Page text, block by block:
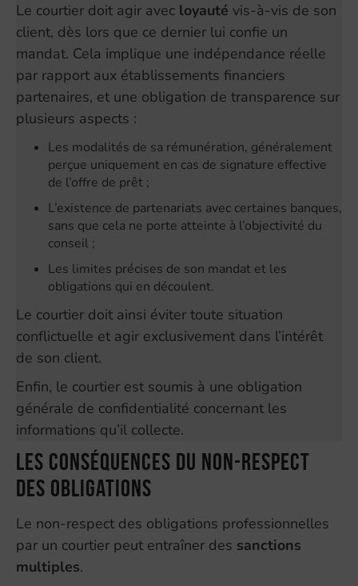
Le courtier doit agir avec loyauté vis-à-vis de son
client, dès lors que ce dernier lui confie un
mandat. Cela implique une indépendance réelle
par rapport aux établissements financiers
partenaires, et une obligation de transparence sur
plusieurs aspects :
Les modalités de sa rémunération, généralement
perçue uniquement en cas de signature effective
de l’offre de prêt ;
L’existence de partenariats avec certaines banques,
sans que cela ne porte atteinte à l’objectivité du
conseil ;
Les limites précises de son mandat et les
obligations qui en découlent.
Le courtier doit ainsi éviter toute situation
conflictuelle et agir exclusivement dans l’intérêt
de son client.
Enfin, le courtier est soumis à une obligation
générale de confidentialité concernant les
informations qu’il collecte.
Les conséquences du non-respect
des obligations
Le non-respect des obligations professionnelles
par un courtier peut entraîner des sanctions
multiples.